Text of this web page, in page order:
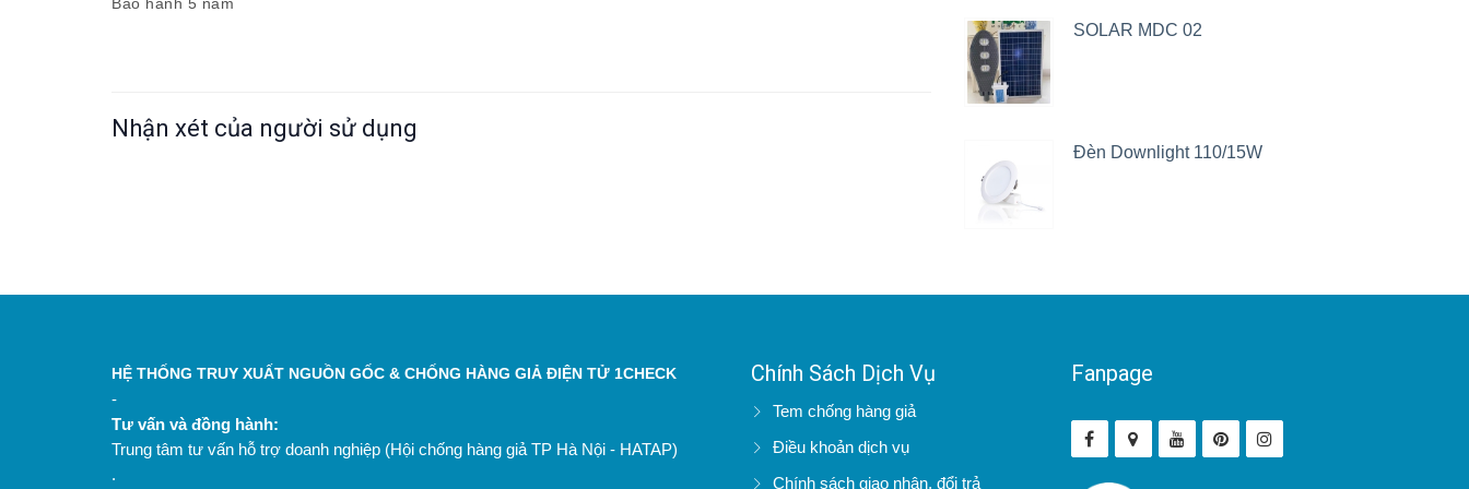
Nhận xét của người sử dụng
SOLAR MDC 02
Đèn Downlight 110/15W
HỆ THỐNG TRUY XUẤT NGUỒN GỐC & CHỐNG HÀNG GIẢ ĐIỆN TỬ 1CHECK
-
Tư vấn và đồng hành:
Trung tâm tư vấn hỗ trợ doanh nghiệp (Hội chống hàng giả TP Hà Nội - HATAP)
.
Chính Sách Dịch Vụ
Tem chống hàng giả
Điều khoản dịch vụ
Chính sách giao nhận, đổi trả
Fanpage